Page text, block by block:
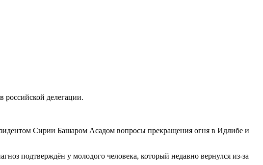
российской делегации.
Сирии Башаром Асадом вопросы прекращения огня в Идлибе и
подтверждён у молодого человека, который недавно вернулся из-за